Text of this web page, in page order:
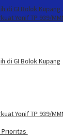
di GI Bolok Kupang
Yonif TP 939/
di GI Bolok Kupang
Yonif TP 939/
Prioritas